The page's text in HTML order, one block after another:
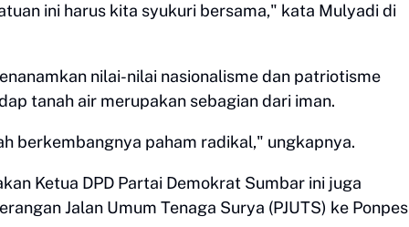
ini harus kita syukuri bersama," kata Mulyadi di
nilai-nilai nasionalisme dan patriotisme
tanah air merupakan sebagian dari iman.
berkembangnya paham radikal," ungkapnya.
Ketua DPD Partai Demokrat Sumbar ini juga
Jalan Umum Tenaga Surya (PJUTS) ke Ponpes